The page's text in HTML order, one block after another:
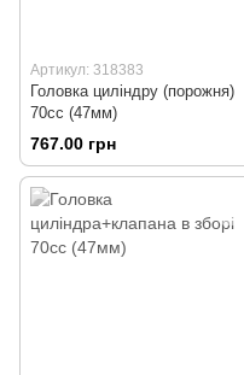
Артикул: 318383
Головка циліндру (порожня)
70cc (47мм)
767.00 грн